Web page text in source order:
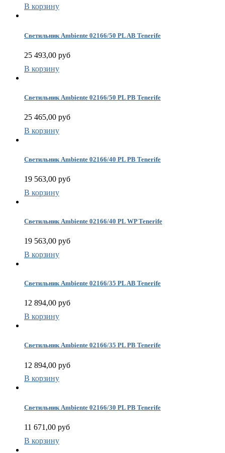
В корзину
Светильник Ambiente 02166/50 PL AB Tenerife
25 493,00 руб
В корзину
Светильник Ambiente 02166/50 PL PB Tenerife
25 465,00 руб
В корзину
Светильник Ambiente 02166/40 PL PB Tenerife
19 563,00 руб
В корзину
Светильник Ambiente 02166/40 PL WP Tenerife
19 563,00 руб
В корзину
Светильник Ambiente 02166/35 PL AB Tenerife
12 894,00 руб
В корзину
Светильник Ambiente 02166/35 PL PB Tenerife
12 894,00 руб
В корзину
Светильник Ambiente 02166/30 PL PB Tenerife
11 671,00 руб
В корзину